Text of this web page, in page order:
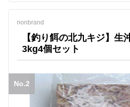
nonbrand
【釣り餌の北九キジ】生
3kg4個セット
No.2